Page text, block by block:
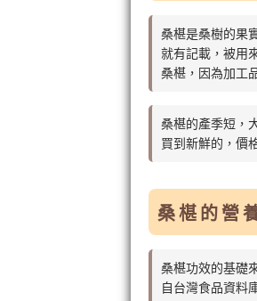
桑椹是桑樹的果
就有記載，被用
桑椹，因為加工
桑椹的產季短，
買到新鮮的，價
桑椹的營
桑椹功效的基礎
自台灣食品資料